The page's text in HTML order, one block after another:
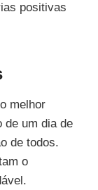
positivas
melhor
de um dia de
de todos.
o